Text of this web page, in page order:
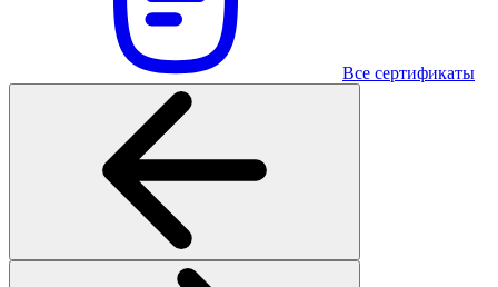
Все сертификаты